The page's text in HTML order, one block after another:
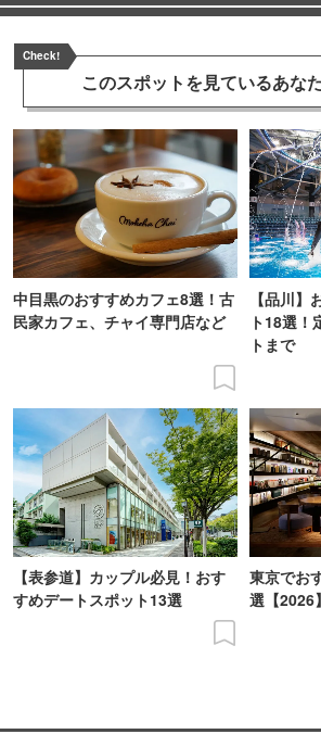
Check!
このスポットを見ているあな
中目黒のおすすめカフェ8選！古
民家カフェ、チャイ専門店など
【品川】
ト18選！
トまで
【表参道】カップル必見！おす
すめデートスポット13選
東京でお
選【2026】